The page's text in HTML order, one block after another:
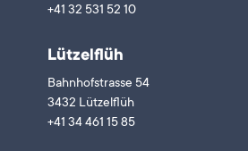
+41 32 531 52 10
Lützelflüh
Bahnhofstrasse 54
3432 Lützelflüh
+41 34 461 15 85